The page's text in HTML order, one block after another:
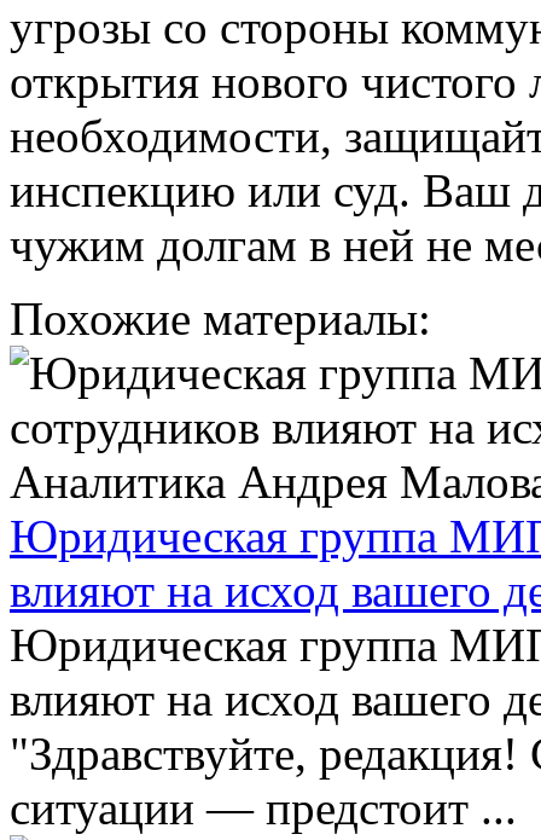
угрозы со стороны
открытия нового чистого
необходимости,
инспекцию или суд. Ваш
чужим долгам в ней не
Похожие материалы:
Юридическая группа
влияют на исход вашего
Юридическая группа
влияют на исход вашего
"Здравствуйте,
ситуации — предстоит ...